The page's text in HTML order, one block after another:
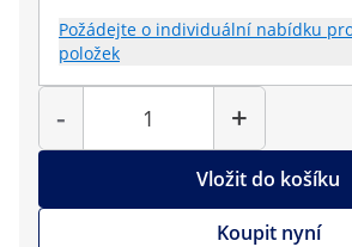
Požádejte o individuální nabídku
položek
-
Počet
+
Vložit do košíku
Koupit nyní